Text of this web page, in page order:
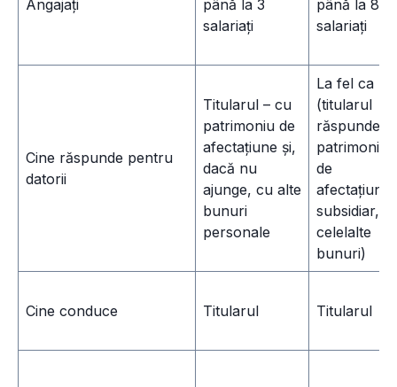
Angajați
până la 3
salariați
până la 8
salariați
Cine răspunde pentru
datorii
Titularul – cu
patrimoniu de
afectațiune și,
dacă nu
ajunge, cu alte
bunuri
personale
La fel ca
(titularul
răspunde
patrimoniul
de
afectațiune
subsidiar,
celelalte
bunuri)
Cine conduce Titularul Titularul